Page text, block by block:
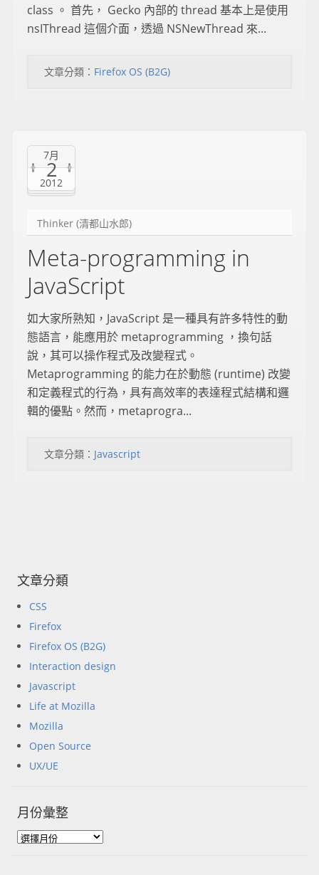
class 。 首先， Gecko 內部的 thread 基本上是使用
nsIThread 這個介面，透過 NSNewThread 來...
文章分類： Firefox OS (B2G)
7月
2
2012
Thinker (清都山水郎)
Meta-programming in
JavaScript
如大家所熟知，JavaScript 是一種具有許多特性的動
態語言，能應用於 metaprogramming ，換句話
說，其可以操作程式及改變程式。
Metaprogramming 的能力在於動態 (runtime) 改變
和定義程式的行為，具有高效率的表達程式結構和邏
輯的優點。然而，metaprogra...
文章分類： Javascript
文章分類
CSS
Firefox
Firefox OS (B2G)
Interaction design
Javascript
Life at Mozilla
Mozilla
Open Source
UX/UE
月份彙整